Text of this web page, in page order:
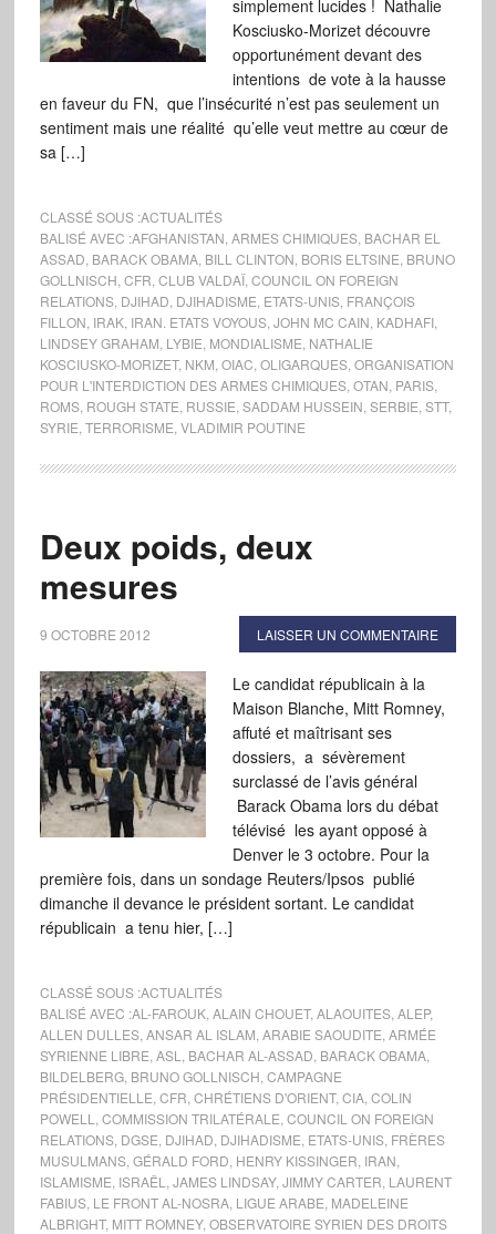
simplement lucides ! Nathalie
Kosciusko-Morizet découvre
opportunément devant des
intentions de vote à la hausse
en faveur du FN, que l’insécurité n’est pas seulement un
sentiment mais une réalité qu’elle veut mettre au cœur de
sa […]
CLASSÉ SOUS :ACTUALITÉS
BALISÉ AVEC :AFGHANISTAN ARMES CHIMIQUES, BACHAR EL
ASSAD BARACK OBAMA, BILL CLINTON BORIS ELTSINE BRUNO
GOLLNISCH CFR CLUB VALDAÏ, COUNCIL ON FOREIGN
RELATIONS, DJIHAD DJIHADISME ETATS-UNIS, FRANÇOIS
FILLON IRAK, IRAN. ETATS VOYOUS, JOHN MC CAIN KADHAFI,
LINDSEY GRAHAM LYBIE MONDIALISME NATHALIE
KOSCIUSKO-MORIZET, NKM OIAC OLIGARQUES, ORGANISATION
POUR L'INTERDICTION DES ARMES CHIMIQUES, OTAN PARIS,
ROMS, ROUGH STATE RUSSIE SADDAM HUSSEIN SERBIE STT,
SYRIE TERRORISME VLADIMIR POUTINE
Deux poids, deux
mesures
9 OCTOBRE 2012 LAISSER UN COMMENTAIRE
Le candidat républicain à la
Maison Blanche, Mitt Romney,
affuté et maîtrisant ses
dossiers, a sévèrement
surclassé de l’avis général
Barack Obama lors du débat
télévisé les ayant opposé à
Denver le 3 octobre. Pour la
première fois, dans un sondage Reuters/Ipsos publié
dimanche il devance le président sortant. Le candidat
républicain a tenu hier, […]
CLASSÉ SOUS :ACTUALITÉS
BALISÉ AVEC :AL-FAROUK, ALAIN CHOUET, ALAOUITES, ALEP,
ALLEN DULLES, ANSAR AL ISLAM ARABIE SAOUDITE ARMÉE
SYRIENNE LIBRE ASL BACHAR AL-ASSAD BARACK OBAMA,
BILDELBERG, BRUNO GOLLNISCH CAMPAGNE
PRÉSIDENTIELLE CFR CHRÉTIENS D'ORIENT, CIA, COLIN
POWELL
COMMISSION TRILATÉRALE COUNCIL ON FOREIGN
RELATIONS, DGSE DJIHAD DJIHADISME ETATS-UNIS, FRÈRES
MUSULMANS, GÉRALD FORD HENRY KISSINGER IRAN
ISLAMISME ISRAËL JAMES LINDSAY, JIMMY CARTER LAURENT
FABIUS, LE FRONT AL-NOSRA, LIGUE ARABE MADELEINE
ALBRIGHT, MITT ROMNEY, OBSERVATOIRE SYRIEN DES DROITS